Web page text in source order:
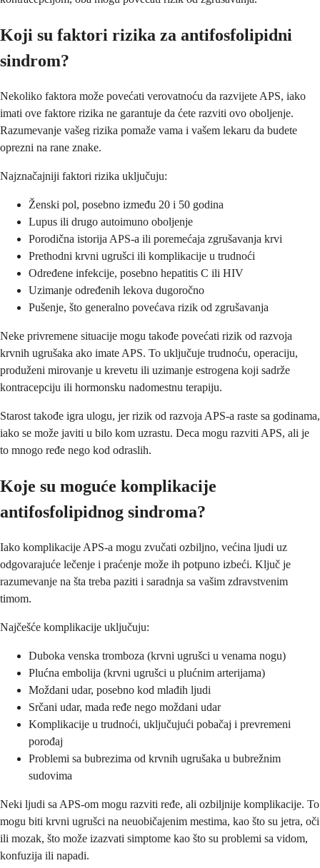
Koji su faktori rizika za antifosfolipidni
sindrom?
Nekoliko faktora može povećati verovatnoću da razvijete APS, iako
imati ove faktore rizika ne garantuje da ćete razviti ovo oboljenje.
Razumevanje vašeg rizika pomaže vama i vašem lekaru da budete
oprezni na rane znake.
Najznačajniji faktori rizika uključuju:
Ženski pol, posebno između 20 i 50 godina
Lupus ili drugo autoimuno oboljenje
Porodična istorija APS-a ili poremećaja zgrušavanja krvi
Prethodni krvni ugrušci ili komplikacije u trudnoći
Određene infekcije, posebno hepatitis C ili HIV
Uzimanje određenih lekova dugoročno
Pušenje, što generalno povećava rizik od zgrušavanja
Neke privremene situacije mogu takođe povećati rizik od razvoja
krvnih ugrušaka ako imate APS. To uključuje trudnoću, operaciju,
produženi mirovanje u krevetu ili uzimanje estrogena koji sadrže
kontracepciju ili hormonsku nadomestnu terapiju.
Starost takođe igra ulogu, jer rizik od razvoja APS-a raste sa godinama,
iako se može javiti u bilo kom uzrastu. Deca mogu razviti APS, ali je
to mnogo ređe nego kod odraslih.
Koje su moguće komplikacije
antifosfolipidnog sindroma?
Iako komplikacije APS-a mogu zvučati ozbiljno, većina ljudi uz
odgovarajuće lečenje i praćenje može ih potpuno izbeći. Ključ je
razumevanje na šta treba paziti i saradnja sa vašim zdravstvenim
timom.
Najčešće komplikacije uključuju:
Duboka venska tromboza (krvni ugrušci u venama nogu)
Plućna embolija (krvni ugrušci u plućnim arterijama)
Moždani udar, posebno kod mlađih ljudi
Srčani udar, mada ređe nego moždani udar
Komplikacije u trudnoći, uključujući pobačaj i prevremeni
porođaj
Problemi sa bubrezima od krvnih ugrušaka u bubrežnim
sudovima
Neki ljudi sa APS-om mogu razviti ređe, ali ozbiljnije komplikacije. To
mogu biti krvni ugrušci na neuobičajenim mestima, kao što su jetra, oči
ili mozak, što može izazvati simptome kao što su problemi sa vidom,
konfuzija ili napadi.